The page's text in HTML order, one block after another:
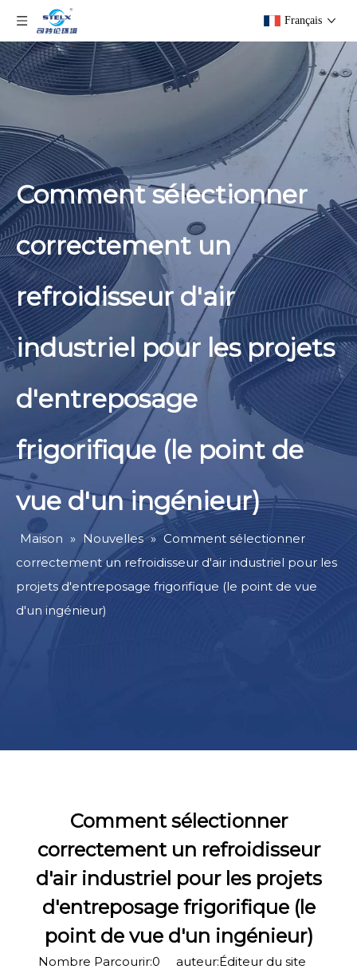
Français
Comment sélectionner
correctement un
refroidisseur d'air
industriel pour les projets
d'entreposage
frigorifique (le point de
vue d'un ingénieur)
Maison » Nouvelles » Comment sélectionner
correctement un refroidisseur d'air industriel pour les
projets d'entreposage frigorifique (le point de vue
d'un ingénieur)
Comment sélectionner
correctement un refroidisseur
d'air industriel pour les projets
d'entreposage frigorifique (le
point de vue d'un ingénieur)
Nombre Parcourir:0 auteur:Éditeur du site